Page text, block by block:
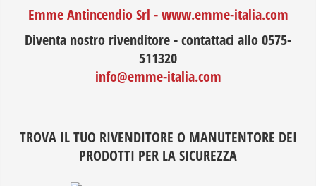
Emme Antincendio Srl - www.emme-italia.com
Diventa nostro rivenditore - contattaci allo 0575-
511320
info@emme-italia.com
TROVA IL TUO RIVENDITORE O MANUTENTORE DEI
PRODOTTI PER LA SICUREZZA